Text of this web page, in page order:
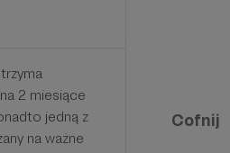
2 miesiące
jedną z
na ważne
Cofnij